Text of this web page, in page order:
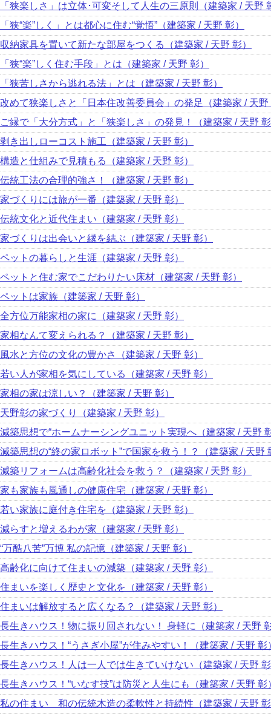
「狭楽しさ」は立体･可変そして人生の三原則（建築家 / 天野
「狭“楽”しく」とは都心に住む“覚悟”（建築家 / 天野 彰）
収納家具を置いて新たな部屋をつくる（建築家 / 天野 彰）
「狭“楽”しく住む手段」とは（建築家 / 天野 彰）
「狭苦しさから逃れる法」とは（建築家 / 天野 彰）
改めて狭楽しさと「日本住改善委員会」の発足（建築家 / 天野
ご縁で「大分方式」と「狭楽しさ」の発見！（建築家 / 天野
剥き出しローコスト施工（建築家 / 天野 彰）
構造と仕組みで見積もる（建築家 / 天野 彰）
伝統工法の合理的強さ！（建築家 / 天野 彰）
家づくりには旅が一番（建築家 / 天野 彰）
伝統文化と近代住まい（建築家 / 天野 彰）
家づくりは出会いと縁を結ぶ（建築家 / 天野 彰）
ペットの暮らしと生涯（建築家 / 天野 彰）
ペットと住む家でこだわりたい床材（建築家 / 天野 彰）
ペットは家族（建築家 / 天野 彰）
全方位万能家相の家に（建築家 / 天野 彰）
家相なんて変えられる？（建築家 / 天野 彰）
風水と方位の文化の豊かさ（建築家 / 天野 彰）
若い人が家相を気にしている（建築家 / 天野 彰）
家相の家は涼しい？（建築家 / 天野 彰）
天野彰の家づくり（建築家 / 天野 彰）
減築思想で“ホームナーシングユニット実現へ（建築家 / 天野
減築思想の“終の家ロボット”で国家を救う！？（建築家 / 天野
減築リフォームは高齢化社会を救う？（建築家 / 天野 彰）
家も家族も風通しの健康住宅（建築家 / 天野 彰）
若い家族に庭付き住宅を（建築家 / 天野 彰）
減らすと増えるわが家（建築家 / 天野 彰）
“万酷八苦”万博 私の記憶（建築家 / 天野 彰）
高齢化に向けて住まいの減築（建築家 / 天野 彰）
住まいを楽しく歴史と文化を（建築家 / 天野 彰）
住まいは解放すると広くなる？（建築家 / 天野 彰）
長生きハウス！物に振り回されない！ 身軽に（建築家 / 天野
長生きハウス！“うさぎ小屋”が住みやすい！（建築家 / 天野 彰
長生きハウス！人は一人では生きていけない（建築家 / 天野
長生きハウス！“いなす技”は防災と人生にも（建築家 / 天野 彰
私の住まい 和の伝統木造の柔軟性と持続性（建築家 / 天野